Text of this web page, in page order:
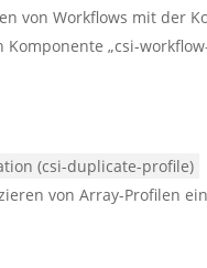
von Workflows mit der
Komponente „csi-
(csi-duplicate-profile)
von Array-Profilen